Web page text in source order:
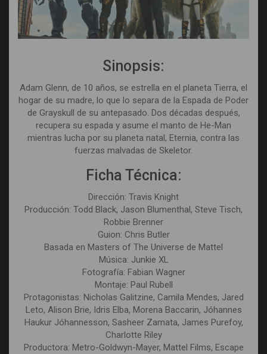
Sinopsis:
Adam Glenn, de 10 años, se estrella en el planeta Tierra, el
hogar de su madre, lo que lo separa de la Espada de Poder
de Grayskull de su antepasado. Dos décadas después,
recupera su espada y asume el manto de He-Man
mientras lucha por su planeta natal, Eternia, contra las
fuerzas malvadas de Skeletor.
Ficha Técnica:
Dirección: Travis Knight
Producción: Todd Black, Jason Blumenthal, Steve Tisch,
Robbie Brenner
Guion: Chris Butler
Basada en Masters of The Universe de Mattel
Música: Junkie XL
Fotografía: Fabian Wagner
Montaje: Paul Rubell
Protagonistas: Nicholas Galitzine, Camila Mendes, Jared
Leto, Alison Brie, Idris Elba, Morena Baccarin, Jóhannes
Haukur Jóhannesson, Sasheer Zamata, James Purefoy,
Charlotte Riley
Productora: Metro-Goldwyn-Mayer, Mattel Films, Escape